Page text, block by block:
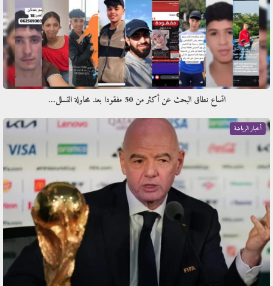
اتساع نطاق البحث عن أكثر من 50 مفقودا بعد محاولة التسلل…
أخبار الرياضة